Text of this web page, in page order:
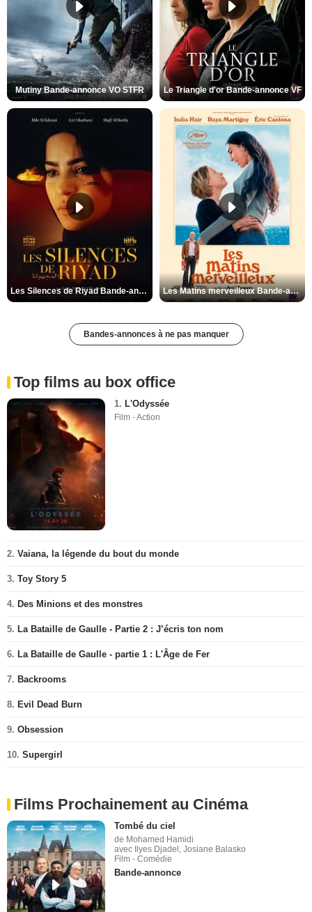
Mutiny Bande-annonce VO STFR Le Triangle d'or Bande-annonce VF
Les Silences de Riyad Bande-annonce VO STFR Les Matins merveilleux Bande-annonce VF
Bandes-annonces à ne pas manquer
Top films au box office
1. L'Odyssée
Film - Action
2. Vaiana, la légende du bout du monde
3. Toy Story 5
4. Des Minions et des monstres
5. La Bataille de Gaulle - Partie 2 : J’écris ton nom
6. La Bataille de Gaulle - partie 1 : L'Âge de Fer
7. Backrooms
8. Evil Dead Burn
9. Obsession
10. Supergirl
Films Prochainement au Cinéma
Tombé du ciel
de Mohamed Hamidi
avec Ilyes Djadel, Josiane Balasko
Film - Comédie
Bande-annonce